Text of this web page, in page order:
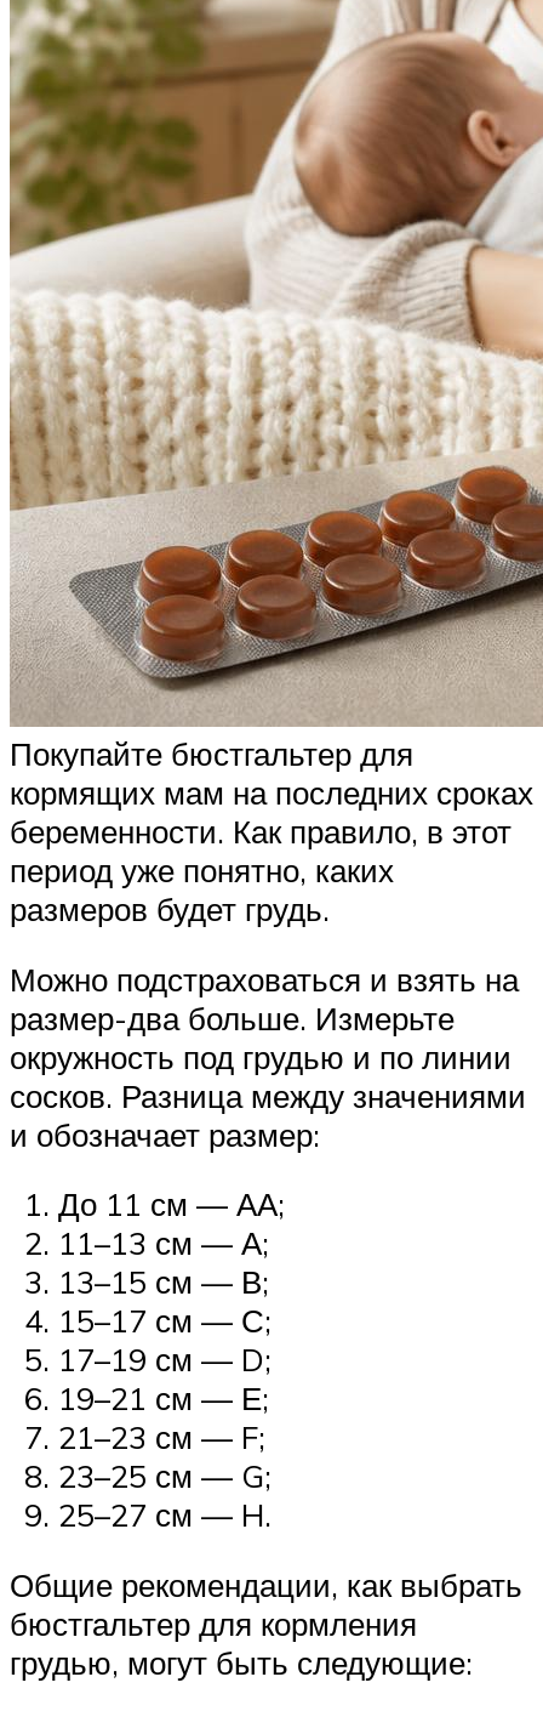
Покупайте бюстгальтер для
кормящих мам на последних сроках
беременности. Как правило, в этот
период уже понятно, каких
размеров будет грудь.
Можно подстраховаться и взять на
размер-два больше. Измерьте
окружность под грудью и по линии
сосков. Разница между значениями
и обозначает размер:
До 11 см — АА;
11–13 см — А;
13–15 см — В;
15–17 см — С;
17–19 см — D;
19–21 см — Е;
21–23 см — F;
23–25 см — G;
25–27 см — H.
Общие рекомендации, как выбрать
бюстгальтер для кормления
грудью, могут быть следующие: